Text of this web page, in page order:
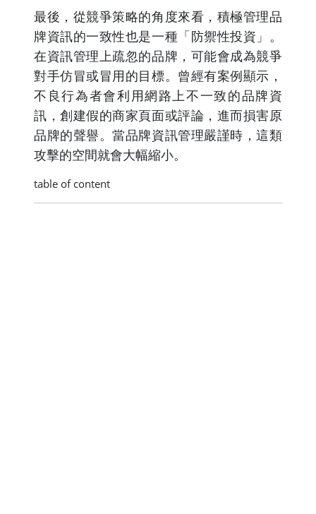
最後，從競爭策略的角度來看，積極管理品
牌資訊的一致性也是一種「防禦性投資」。
在資訊管理上疏忽的品牌，可能會成為競爭
對手仿冒或冒用的目標。曾經有案例顯示，
不良行為者會利用網路上不一致的品牌資
訊，創建假的商家頁面或評論，進而損害原
品牌的聲譽。當品牌資訊管理嚴謹時，這類
攻擊的空間就會大幅縮小。
table of content